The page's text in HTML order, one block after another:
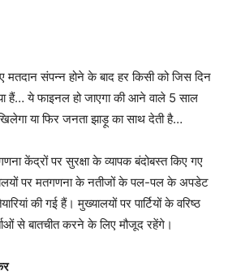
मतदान संपन्न होने के बाद हर किसी को जिस दिन
हैं… ये फाइनल हो जाएगा की आने वाले 5 साल
या फिर जनता झाड़ू का साथ देती है…
केंद्रों पर सुरक्षा के व्यापक बंदोबस्त किए गए
पर मतगणना के नतीजों के पल-पल के अपडेट
की गई हैं। मुख्यालयों पर पार्टियों के वरिष्ठ
से बातचीत करने के लिए मौजूद रहेंगे।